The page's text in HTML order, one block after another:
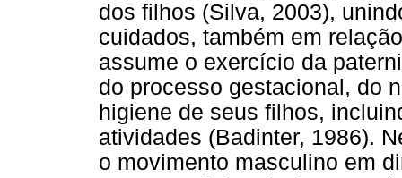
dos filhos (Silva, 2003),
cuidados, também em
assume o exercício da
do processo gestacional, do
higiene de seus filhos,
atividades (Badinter, 1986).
o movimento masculino em